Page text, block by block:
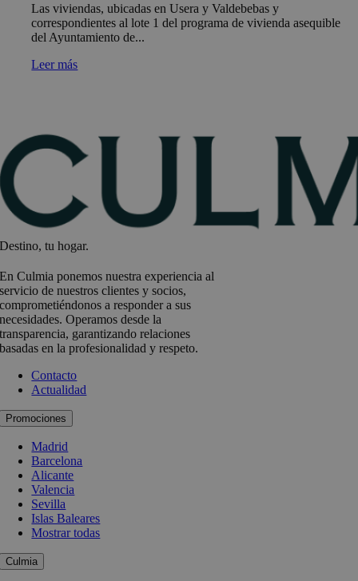
Las viviendas, ubicadas en Usera y Valdebebas y
correspondientes al lote 1 del programa de vivienda asequible
del Ayuntamiento de...
Leer más
Destino, tu hogar.
En Culmia ponemos nuestra experiencia al
servicio de nuestros clientes y socios,
comprometiéndonos a responder a sus
necesidades. Operamos desde la
transparencia, garantizando relaciones
basadas en la profesionalidad y respeto.
Contacto
Actualidad
Promociones
Madrid
Barcelona
Alicante
Valencia
Sevilla
Islas Baleares
Mostrar todas
Culmia